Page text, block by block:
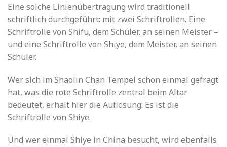
Eine solche Linienübertragung wird traditionell
schriftlich durchgeführt: mit zwei Schriftrollen. Eine
Schriftrolle von Shifu, dem Schüler, an seinen Meister –
und eine Schriftrolle von Shiye, dem Meister, an seinen
Schüler.
Wer sich im Shaolin Chan Tempel schon einmal gefragt
hat, was die rote Schriftrolle zentral beim Altar
bedeutet, erhält hier die Auflösung: Es ist die
Schriftrolle von Shiye.
Und wer einmal Shiye in China besucht, wird ebenfalls